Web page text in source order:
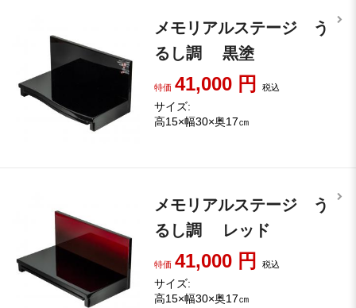
メモリアルステージ う
るし調 黒塗
特価 41,000 円税込
サイズ:
高15×幅30×奥17㎝
メモリアルステージ う
るし調 レッド
特価 41,000 円税込
サイズ:
高15×幅30×奥17㎝